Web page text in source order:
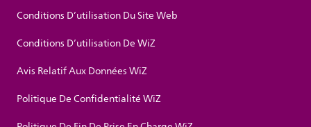
Conditions D’utilisation Du Site Web
Conditions D’utilisation De WiZ
Avis Relatif Aux Données WiZ
Politique De Confidentialité WiZ